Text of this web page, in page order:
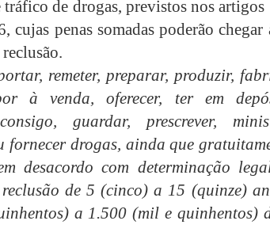
tráfico de drogas, previstos nos artigos
cujas penas somadas poderão chegar
remeter, preparar, produzir,
à venda, oferecer, ter em
guardar, prescrever,
fornecer drogas, ainda que
desacordo com determinação
de 5 (cinco) a 15 (quinze)
a 1.500 (mil e quinhentos)